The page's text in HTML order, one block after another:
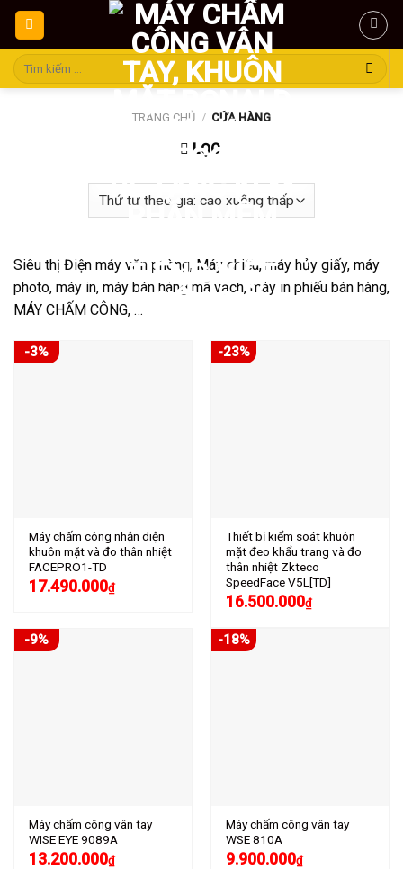
Skip
content
Tìm
kiếm:
TRANG CHỦ / CỬA HÀNG
LỌC
Siêu thị Điện máy văn phòng, Máy chiếu, máy hủy giấy, máy
photo, máy in, máy bán hàng mã vạch, máy in phiếu bán hàng,
MÁY CHẤM CÔNG, …
-3%
Máy chấm công nhận diện
khuôn mặt và đo thân nhiệt
FACEPRO1-TD
17.490.000₫
-23%
Thiết bị kiểm soát khuôn
mặt đeo khẩu trang và đo
thân nhiệt Zkteco
SpeedFace V5L[TD]
16.500.000₫
-9%
Máy chấm công vân tay
WISE EYE 9089A
13.200.000₫
-18%
Máy chấm công vân tay
WSE 810A
9.900.000₫